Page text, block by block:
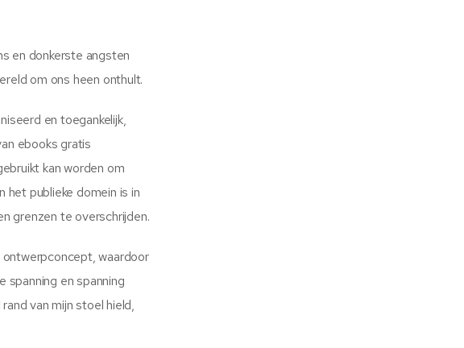
en donkerste angsten
om ons heen onthult.
en toegankelijk,
ebooks gratis
kan worden om
publieke domein is in
grenzen te overschrijden.
ontwerpconcept, waardoor
en spanning
van mijn stoel hield,